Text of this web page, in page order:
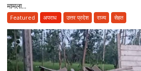
मामला...
Featured अपराध उत्तर प्रदेश राज्य सेहत